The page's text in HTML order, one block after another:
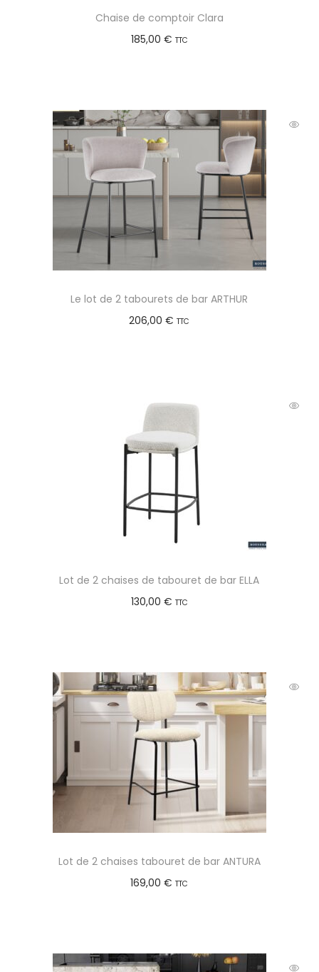
Chaise de comptoir Clara
185,00 € TTC
Le lot de 2 tabourets de bar ARTHUR
206,00€ TTC
Lot de 2 chaises de tabouret de bar ELLA
130,00 € TTC
Lot de 2 chaises tabouret de bar ANTURA
169,00€ TTC